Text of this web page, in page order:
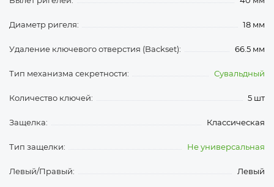
Диаметр ригеля: 18 мм
Удаление ключевого отверстия (Backset): 66.5 мм
Тип механизма секретности: Сувальдный
Количество ключей: 5 шт
Защелка: Классическая
Тип защелки: Не универсальная
Левый/Правый: Левый